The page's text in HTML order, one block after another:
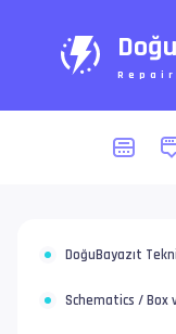
DoğuBayazıt
Schematics / Box